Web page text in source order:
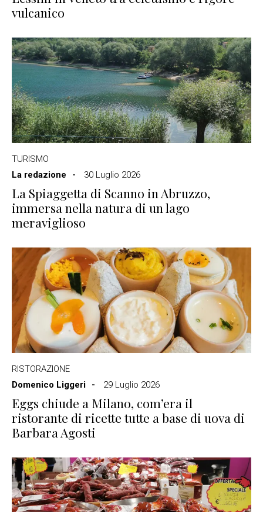
vulcanico
TURISMO
La redazione
30 Luglio 2026
La Spiaggetta di Scanno in Abruzzo,
immersa nella natura di un lago
meraviglioso
RISTORAZIONE
Domenico Liggeri
29 Luglio 2026
Eggs chiude a Milano, com’era il
ristorante di ricette tutte a base di uova di
Barbara Agosti